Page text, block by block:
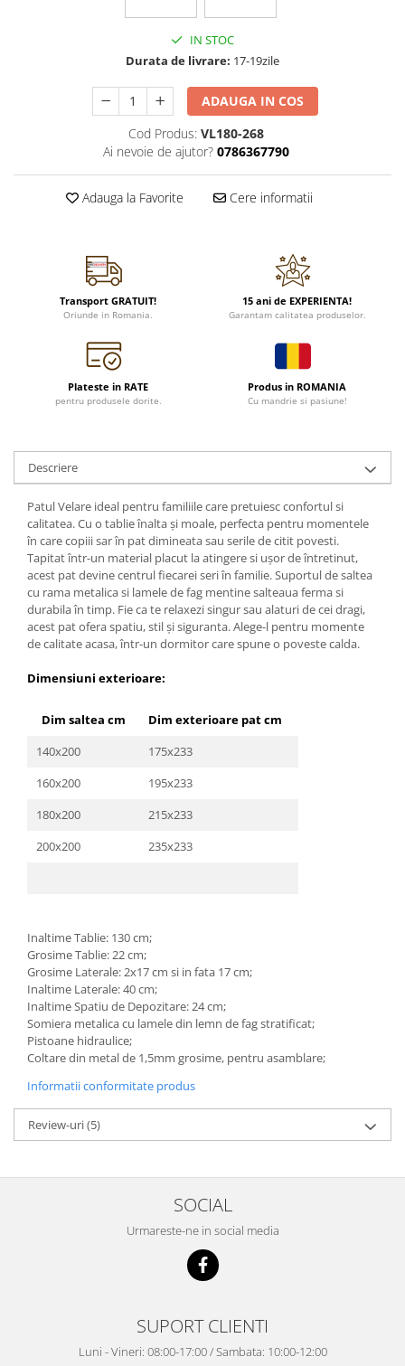
IN STOC
Durata de livrare: 17-19zile
ADAUGA IN COS
Cod Produs: VL180-268
Ai nevoie de ajutor? 0786367790
Adauga la Favorite Cere informatii
Transport GRATUIT!
Oriunde in Romania.
15 ani de EXPERIENTA!
Garantam calitatea produselor.
Plateste in RATE
pentru produsele dorite.
Produs in ROMANIA
Cu mandrie si pasiune!
Descriere
Patul Velare ideal pentru familiile care pretuiesc confortul si
calitatea. Cu o tablie înalta și moale, perfecta pentru momentele
în care copiii sar în pat dimineata sau serile de citit povesti.
Tapitat într-un material placut la atingere si ușor de întretinut,
acest pat devine centrul fiecarei seri în familie. Suportul de saltea
cu rama metalica si lamele de fag mentine salteaua ferma si
durabila în timp. Fie ca te relaxezi singur sau alaturi de cei dragi,
acest pat ofera spatiu, stil și siguranta. Alege-l pentru momente
de calitate acasa, într-un dormitor care spune o poveste calda.
Dimensiuni exterioare:
Dim saltea cm
Dim exterioare pat cm
140x200
175x233
160x200
195x233
180x200
215x233
200x200
235x233
Inaltime Tablie: 130 cm;
Grosime Tablie: 22 cm;
Grosime Laterale: 2x17 cm si in fata 17 cm;
Inaltime Laterale: 40 cm;
Inaltime Spatiu de Depozitare: 24 cm;
Somiera metalica cu lamele din lemn de fag stratificat;
Pistoane hidraulice;
Coltare din metal de 1,5mm grosime, pentru asamblare;
Informatii conformitate produs
Review-uri(5)
SOCIAL
Urmareste-ne in social media
SUPORT CLIENTI
Luni - Vineri: 08:00-17:00 / Sambata: 10:00-12:00